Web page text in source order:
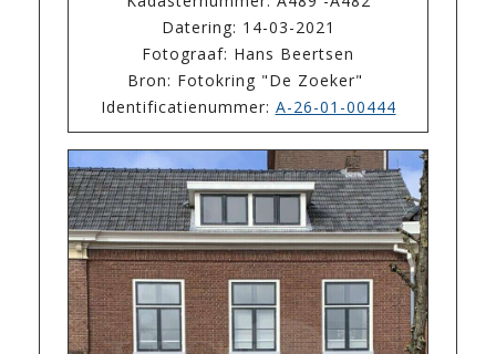
Datering: 14-03-2021
Fotograaf: Hans Beertsen
Bron: Fotokring "De Zoeker"
Identificatienummer: A-26-01-00444